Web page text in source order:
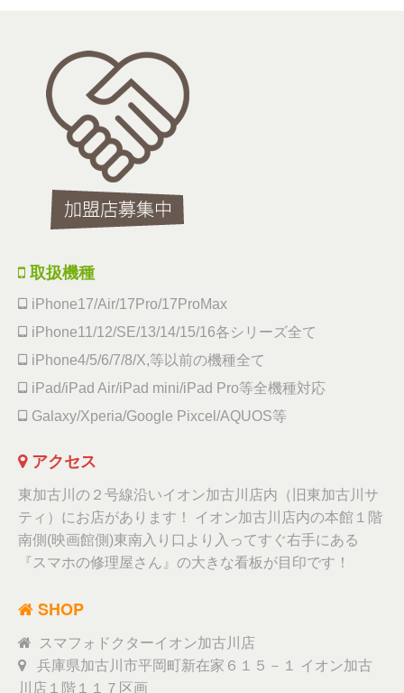
取扱機種
iPhone17/Air/17Pro/17ProMax
iPhone11/12/SE/13/14/15/16各シリーズ全て
iPhone4/5/6/7/8/X,等以前の機種全て
iPad/iPad Air/iPad mini/iPad Pro等全機種対応
Galaxy/Xperia/Google Pixcel/AQUOS等
アクセス
東加古川の２号線沿いイオン加古川店内（旧東加古川サ
ティ）にお店があります！ イオン加古川店内の本館１階
南側(映画館側)東南入り口より入ってすぐ右手にある
『スマホの修理屋さん』の大きな看板が目印です！
SHOP
スマフォドクターイオン加古川店
兵庫県加古川市平岡町新在家６１５－１ イオン加古
川店１階１１７区画